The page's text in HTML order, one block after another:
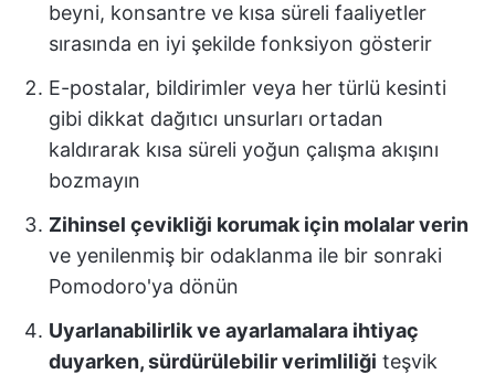
beyni, konsantre ve kısa süreli faaliyetler
sırasında en iyi şekilde fonksiyon gösterir
E-postalar, bildirimler veya her türlü kesinti
gibi dikkat dağıtıcı unsurları ortadan
kaldırarak kısa süreli yoğun çalışma akışını
bozmayın
Zihinsel çevikliği korumak için molalar verin
ve yenilenmiş bir odaklanma ile bir sonraki
Pomodoro'ya dönün
Uyarlanabilirlik ve ayarlamalara ihtiyaç
duyarken, sürdürülebilir verimliliği teşvik